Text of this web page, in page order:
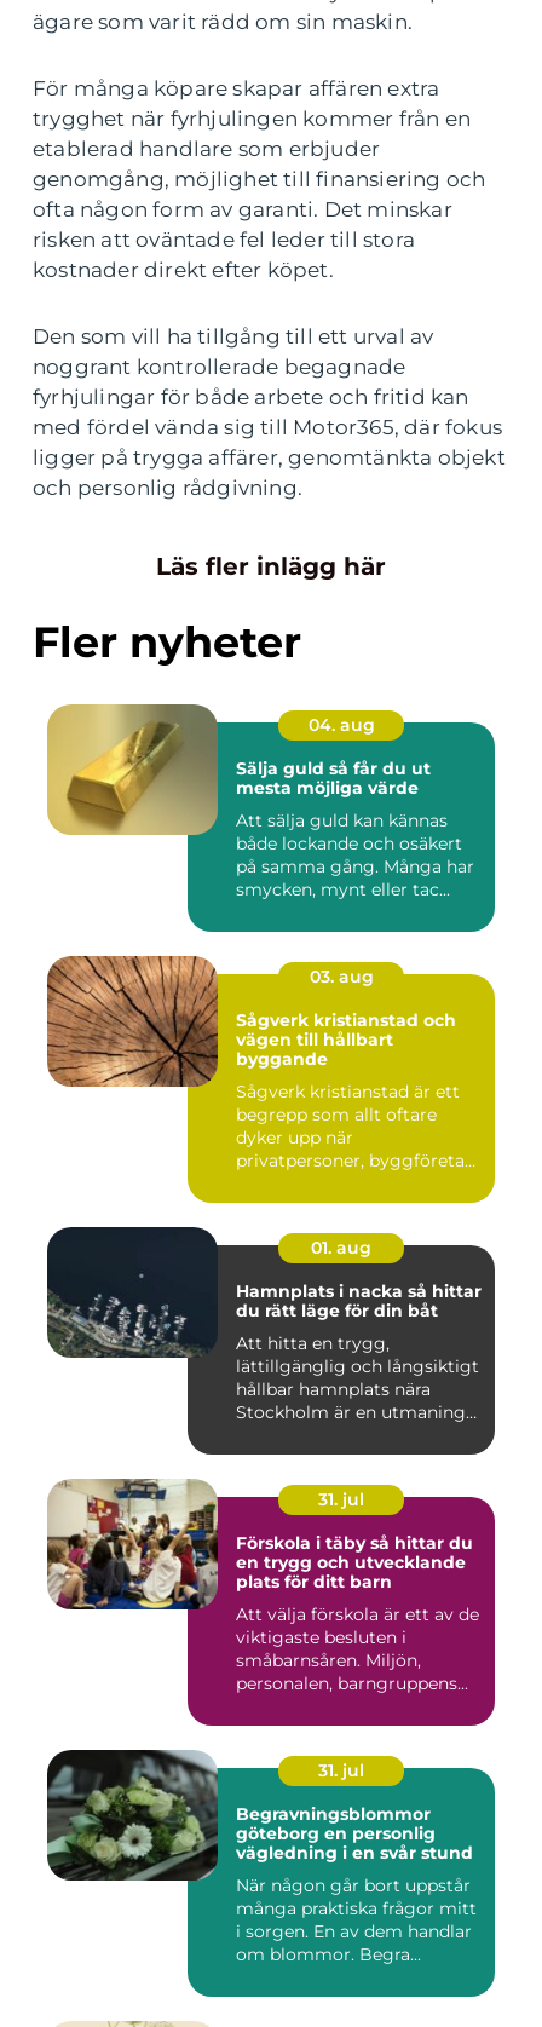
ägare som varit rädd om sin maskin.
För många köpare skapar affären extra
trygghet när fyrhjulingen kommer från en
etablerad handlare som erbjuder
genomgång, möjlighet till finansiering och
ofta någon form av garanti. Det minskar
risken att oväntade fel leder till stora
kostnader direkt efter köpet.
Den som vill ha tillgång till ett urval av
noggrant kontrollerade begagnade
fyrhjulingar för både arbete och fritid kan
med fördel vända sig till Motor365, där fokus
ligger på trygga affärer, genomtänkta objekt
och personlig rådgivning.
Läs fler inlägg här
Fler nyheter
04. aug
Sälja guld så får du ut
mesta möjliga värde
Att sälja guld kan kännas
både lockande och osäkert
på samma gång. Många har
smycken, mynt eller tac...
03. aug
Sågverk kristianstad och
vägen till hållbart
byggande
Sågverk kristianstad är ett
begrepp som allt oftare
dyker upp när
privatpersoner, byggföretag
01. aug
Hamnplats i nacka så hittar
du rätt läge för din båt
Att hitta en trygg,
lättillgänglig och långsiktigt
hållbar hamnplats nära
Stockholm är en utmaning
31. jul
Förskola i täby så hittar du
en trygg och utvecklande
plats för ditt barn
Att välja förskola är ett av de
viktigaste besluten i
småbarnsåren. Miljön,
personalen, barngruppens...
31. jul
Begravningsblommor
göteborg en personlig
vägledning i en svår stund
När någon går bort uppstår
många praktiska frågor mitt
i sorgen. En av dem handlar
om blommor. Begra...